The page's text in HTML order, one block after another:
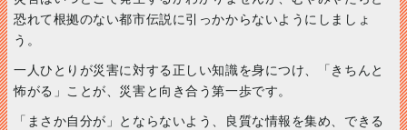
恐れて根拠のない都市伝説に引っかからないようにしましょ
う。
一人ひとりが災害に対する正しい知識を身につけ、「きちんと
怖がる」ことが、災害と向き合う第一歩です。
「まさか自分が」とならないよう、良質な情報を集め、できる